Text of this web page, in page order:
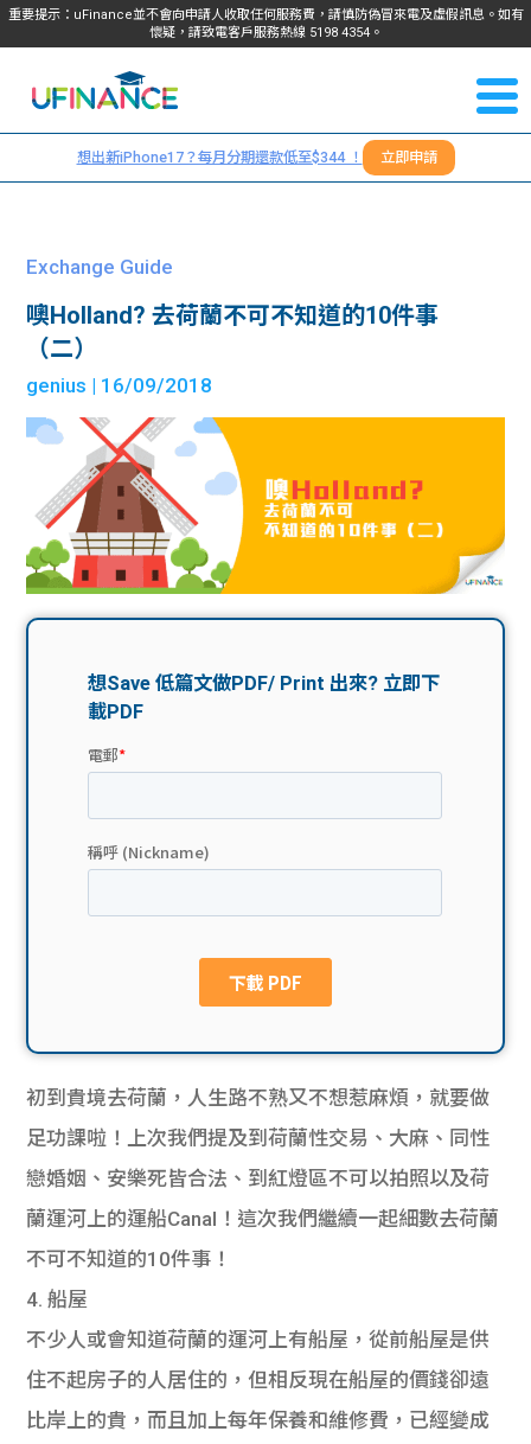
重要提示：uFinance並不會向申請人收取任何服務費，請慎防偽冒來電及虛假訊息。如有
懷疑，請致電客戶服務熱線 5198 4354。
我們
服務
貸款
貸款
計算
機
分享
費貸
款
計數
機
貸款
貸款
資訊
Blog
大專
生筍
搵工
Exc
Gui
de
de
理財
常見
問題
學生
nce
我們
們
＋
想出新iPhone17？每月分期還款低至$344 ！ 立即申請
Exchange Guide
噢Holland? 去荷蘭不可不知道的10件事
（二）
genius | 16/09/2018
初到貴境去荷蘭，人生路不熟又不想惹麻煩，就要做
足功課啦！上次我們提及到荷蘭性交易、大麻、同性
戀婚姻、安樂死皆合法、到紅燈區不可以拍照以及荷
蘭運河上的運船Canal！這次我們繼續一起細數去荷蘭
不可不知道的10件事！
4. 船屋
不少人或會知道荷蘭的運河上有船屋，從前船屋是供
住不起房子的人居住的，但相反現在船屋的價錢卻遠
比岸上的貴，而且加上每年保養和維修費，已經變成